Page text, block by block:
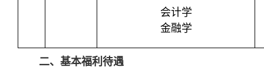
会计学
金融学
二、基本福利待遇